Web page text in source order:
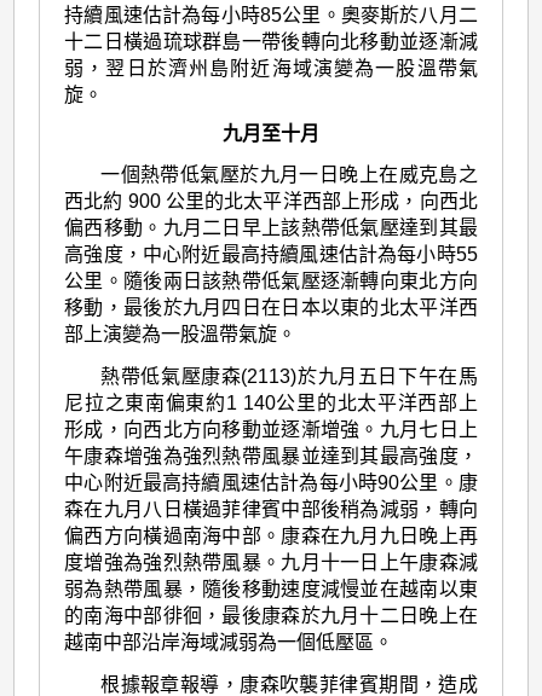
持續風速估計為每小時85公里。奧麥斯於八月二
十二日橫過琉球群島一帶後轉向北移動並逐漸減
弱，翌日於濟州島附近海域演變為一股溫帶氣
旋。
九月至十月
一個熱帶低氣壓於九月一日晚上在威克島之
西北約 900 公里的北太平洋西部上形成，向西北
偏西移動。九月二日早上該熱帶低氣壓達到其最
高強度，中心附近最高持續風速估計為每小時55
公里。隨後兩日該熱帶低氣壓逐漸轉向東北方向
移動，最後於九月四日在日本以東的北太平洋西
部上演變為一股溫帶氣旋。
熱帶低氣壓康森(2113)於九月五日下午在馬
尼拉之東南偏東約1 140公里的北太平洋西部上
形成，向西北方向移動並逐漸增強。九月七日上
午康森增強為強烈熱帶風暴並達到其最高強度，
中心附近最高持續風速估計為每小時90公里。康
森在九月八日橫過菲律賓中部後稍為減弱，轉向
偏西方向橫過南海中部。康森在九月九日晚上再
度增強為強烈熱帶風暴。九月十一日上午康森減
弱為熱帶風暴，隨後移動速度減慢並在越南以東
的南海中部徘徊，最後康森於九月十二日晚上在
越南中部沿岸海域減弱為一個低壓區。
根據報章報導，康森吹襲菲律賓期間，造成